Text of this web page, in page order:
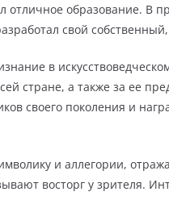
образование. В
свой
в
стране, а также за ее
своего поколения и
и аллегории,
восторг у зрителя.